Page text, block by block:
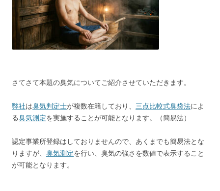
さてさて本題の臭気についてご紹介させていただきます。
弊社は臭気判定士が複数在籍しており、 三点比較式臭袋法によ
る臭気測定を実施することが可能となります。（簡易法）
認定事業所登録はしておりませんので、あくまでも簡易法とな
りますが、 臭気測定を行い、臭気の強さを数値で表示すること
が可能となります。